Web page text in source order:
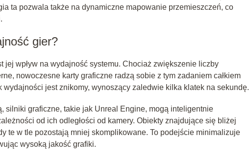
ta pozwala także na dynamiczne mapowanie przemieszczeń, co
gier?
wpływ na wydajność systemu. Chociaż zwiększenie liczby
nowoczesne karty graficzne radzą sobie z tym zadaniem całkiem
jest znikomy, wynoszący zaledwie kilka klatek na sekundę.
silniki graficzne, takie jak Unreal Engine, mogą inteligentnie
od ich odległości od kamery. Obiekty znajdujące się bliżej
te w tle pozostają mniej skomplikowane. To podejście minimalizuje
wysoką jakość grafiki.